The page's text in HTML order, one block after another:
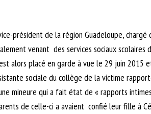
président de la région Guadeloupe, chargé
venant des services sociaux scolaires
alors placé en garde à vue le 29 juin 2015
sociale du collège de la victime
mineure qui a fait état de « rapports
de celle-ci a avaient confié leur fille à